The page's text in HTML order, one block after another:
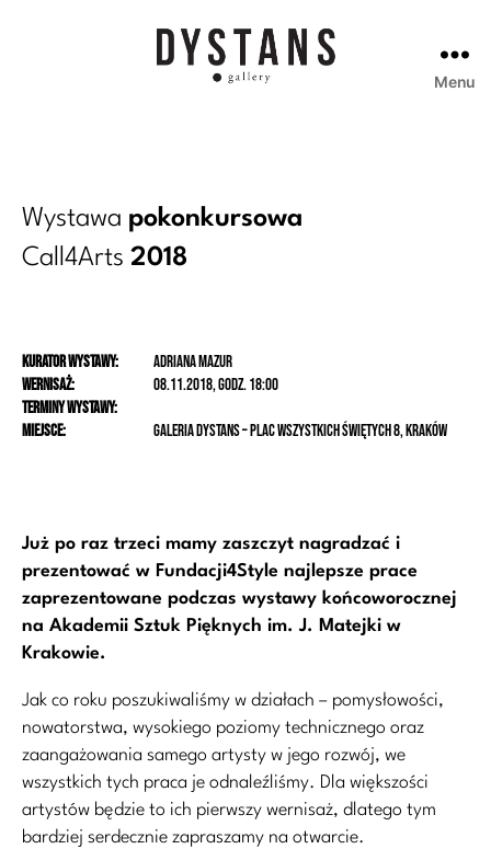
Menu
Wystawa pokonkursowa
Call4Arts 2018
Kurator wystawy:
Adriana Mazur
Wernisaż:
08.11.2018, godz. 18:00
Terminy wystawy:
Miejsce:
Galeria Dystans – Plac Wszystkich Świętych 8, Kraków
Już po raz trzeci mamy zaszczyt nagradzać i
prezentować w Fundacji4Style najlepsze prace
zaprezentowane podczas wystawy końcoworocznej
na Akademii Sztuk Pięknych im. J. Matejki w
Krakowie.
Jak co roku poszukiwaliśmy w działach – pomysłowości,
nowatorstwa, wysokiego poziomy technicznego oraz
zaangażowania samego artysty w jego rozwój, we
wszystkich tych praca je odnaleźliśmy. Dla większości
artystów będzie to ich pierwszy wernisaż, dlatego tym
bardziej serdecznie zapraszamy na otwarcie.